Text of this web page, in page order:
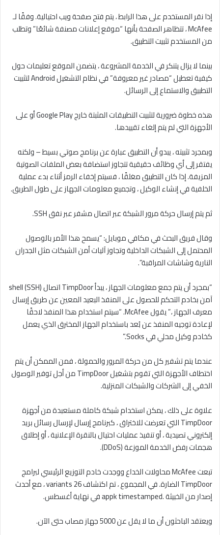
إذا نقر المستخدم على هذا الرابط ، يتم فتح صفحة ويب احتيالية. وفقًا لـ
McAfee ، تتظاهر الصفحة بأنها “موقع إعلانات مصنفة شائعًا” وتطلب
من المستخدم تثبيت التطبيق.
بينما لا يزال يتنكر في الخدمة المشروعة ، يتضمن الموقع تعليمات حول
كيفية تعطيل “مصادر غير معروفة” في نظام التشغيل Android لتثبيت
التطبيق والاستماع إلى الرسائل.
هذه خطوة ضرورية لتثبيت التطبيقات المثبتة خارج Google Play أو على
الأجهزة التي لم يتم إلغاء تقييدها.
وبمجرد تثبيته ، يبدو أن التطبيق عبارة عن برنامج صوتي بسيط – ولكنه
يفتقر إلى أي وظائف حقيقية تتجاوز استضافة بعض الملفات الصوتية
المزيفة. إذا كان التطبيق مغلقًا ، فسيتم إخفاء الرمز أثناء بدء عملية
الخلفية في إنشاء الوكيل ، وتجميع معلومات الجهاز على طول الطريق.
ثم يتم إرسال حركة مرور الشبكة عبر اتصال مشفر عبر نفق SSH.
وقال فريق البحث في مكافي موبايل: “يسمح هذا الأمر بالوصول
المحتمل إلى الشبكات الداخلية وتجاوز آليات أمن الشبكات مثل الجدران
النارية وشاشات المراقبة”.
“بمجرد أن يتم جمع معلومات الجهاز ، يبدأ TimpDoor اتصال shell (SSH)
آمن بخادم التحكم للحصول على المنفذ البعيد المعين عن طريق إرسال
معرف الجهاز ،” يقول McAfee. “سيتم استخدام هذا المنفذ لاحقًا
لإعادة توجيه المنفذ عن بُعد باستخدام الجهاز المخترق الذي يعمل
كخادم وكيل محلي في Socks.”
عندما يتم تشفير كل من حركة المرور والحمولة ، فمن الممكن أن يتم
اختطاف الأجهزة التي تقوم بتشغيل TimpDoor من أجل توفير الوصول
الخفي إلى الشركات والشبكات المنزلية.
علاوة على ذلك ، يمكن استخدام شبكة كاملة مستعبدة من أجهزة
TimpDoor التي تعرضت للاختراق ، كبرنامج إرسال لإرسال رسائل بريد
إلكتروني تصيدية ، أو تنفيذ عمليات احتيال بالنقرة الإعلانية ، أو إطلاق
هجمات رفض الخدمة الموزعة (DDoS).
تبعت McAfee محاولات الخداع ووجدت خادم التوزيع الرئيسي لبرامج
TimpDoor الضارة. في المجموع ، تم اكتشاف 26 variants ، مع أحدث
إصدار من الخبيثة .appk timestamped في نهاية أغسطس.
ويعتقد الباحثون أن ما لا يقل عن 5000 جهاز مصاب حتى الآن.